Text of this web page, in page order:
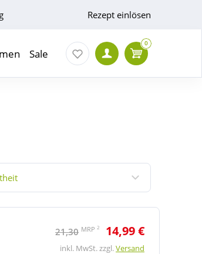
Rezept einlösen
Sale
0
21,30 MRP 2 14,99 €
inkl. MwSt. zzgl.Versand